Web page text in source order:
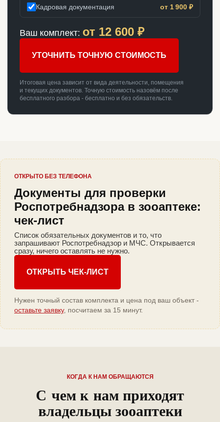
Кадровая документация от 1 900 ₽
Ваш комплект: от 12 600 ₽
УТОЧНИТЬ ТОЧНУЮ СТОИМОСТЬ
Итоговая цена зависит от вида деятельности, помещения
и текущих документов. Точную стоимость назовём после
бесплатного разбора - бесплатно и без обязательств.
ОТКРЫТО БЕЗ ТЕЛЕФОНА
Документы для проверки
Роспотребнадзора в зооаптеке:
чек-лист
Список обязательных документов и то, что
запрашивают Роспотребнадзор и МЧС. Открывается
сразу, ничего оставлять не нужно.
ОТКРЫТЬ ЧЕК-ЛИСТ
Нужен точный состав комплекта и цена под ваш объект -
оставьте заявку, посчитаем за 15 минут.
КОГДА К НАМ ОБРАЩАЮТСЯ
С чем к нам приходят
владельцы зооаптеки